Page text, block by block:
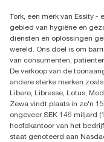
Essity Belgium NV
Berkenlaan 8B
1831 MACHELEN
Tork, een merk van Essity
gebied van hygiëne en
diensten en oplossingen
wereld. Ons doel is om
van consumenten,
De verkoop van de
andere sterke merken
Libero, Libresse, Lotus,
Zewa vindt plaats in zo'n
ongeveer SEK 146 miljard
hoofdkantoor van het
staat genoteerd aan